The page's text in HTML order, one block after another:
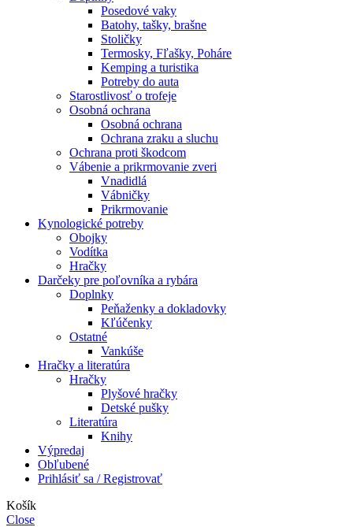
Posedové vaky
Batohy, tašky, brašne
Stoličky
Termosky, Fľašky, Poháre
Kemping a turistika
Potreby do auta
Starostlivosť o trofeje
Osobná ochrana
Osobná ochrana
Ochrana zraku a sluchu
Ochrana proti škodcom
Vábenie a prikrmovanie zveri
Vnadidlá
Vábničky
Prikrmovanie
Kynologické potreby
Obojky
Vodítka
Hračky
Darčeky pre poľovníka a rybára
Doplnky
Peňaženky a dokladovky
Kľúčenky
Ostatné
Vankúše
Hračky a literatúra
Hračky
Plyšové hračky
Detské pušky
Literatúra
Knihy
Výpredaj
Obľubené
Prihlásiť sa / Registrovať
Košík
Close